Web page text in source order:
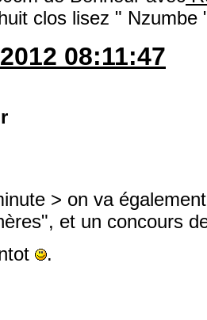
clos lisez " Nzumbe
08:11:47
> on va
et un concours
.